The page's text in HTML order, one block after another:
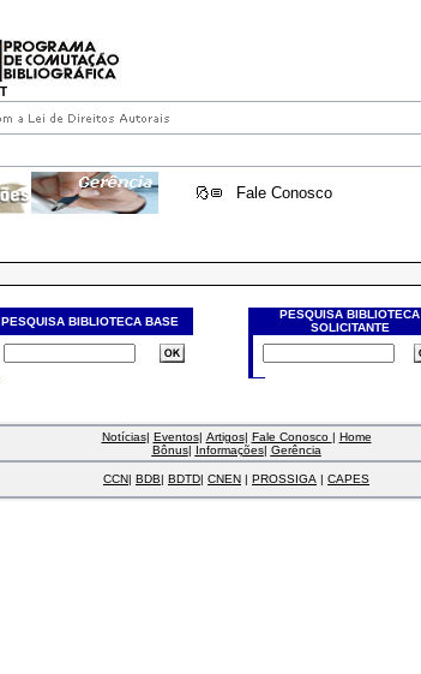
Fale Conosco
PESQUISA BIBLIOTECA BASE
PESQUISA BIBLIOTECA
SOLICITANTE
Notícias| Eventos| Artigos| Fale Conosco | Home
Bônus| Informações| Gerência
CCN| BDB| BDTD| CNEN | PROSSIGA | CAPES